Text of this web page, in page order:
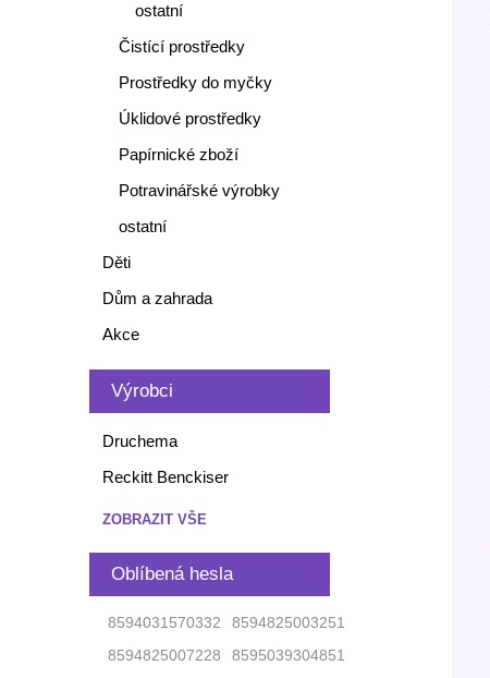
ostatní
Čistící prostředky
Prostředky do myčky
Úklidové prostředky
Papírnické zboží
Potravinářské výrobky
ostatní
Děti
Dům a zahrada
Akce
Výrobci
Druchema
Reckitt Benckiser
ZOBRAZIT VŠE
Oblíbená hesla
8594031570332
8594825003251
8594825007228
8595039304851